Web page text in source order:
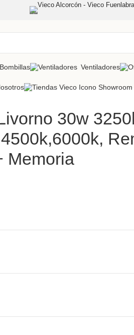
Vieco Alcorcón - Vieco
Bombillas Ventiladores
30w
Memoria